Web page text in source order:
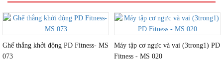
Ghế thẳng khởi động PD Fitness- MS
073
Máy tập cơ ngực và vai (3trong1) PD
Fitness - MS 020